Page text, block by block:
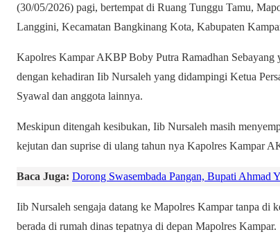
(30/05/2026) pagi, bertempat di Ruang Tunggu Tamu,
Langgini, Kecamatan Bangkinang Kota, Kabupaten
Kapolres Kampar AKBP Boby Putra Ramadhan
dengan kehadiran Iib Nursaleh yang didampingi Ketua
Syawal dan anggota lainnya.
Meskipun ditengah kesibukan, Iib Nursaleh masih
kejutan dan suprise di ulang tahun nya Kapolres Kampar
Baca Juga: Dorong Swasembada Pangan, Bupati Ahmad
Iib Nursaleh sengaja datang ke Mapolres Kampar tanpa di
berada di rumah dinas tepatnya di depan Mapolres Kampar.